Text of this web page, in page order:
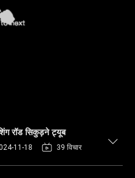
रॉड सिकुड़ने ट्यूब
11-18 39 विचार